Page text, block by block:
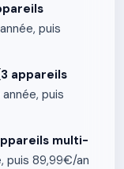
puis
appareils
puis
multi-
puis 89,99€/an